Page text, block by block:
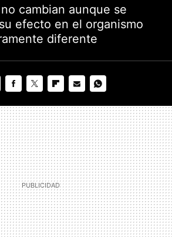
cambian aunque se
efecto en el organismo
diferente
MAIL